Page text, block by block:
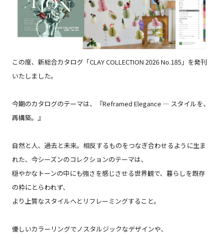
この度、新総合カタログ「CLAY COLLECTION 2026 No.185」を発刊
いたしました。
今期のカタログのテーマは、『Reframed Elegance ― スタイルを、
再構築。』
自然と人、過去と未来。相反するものをつなぎ合わせるように生ま
れた、今シーズンのコレクションのテーマは、
穏やかなトーンの中にも強さを感じさせる世界観で、暮らしを既存
の枠にとらわれず、
より上質なスタイルへとリフレーミングすること。
優しいカラーリングでノスタルジックなデザインや、